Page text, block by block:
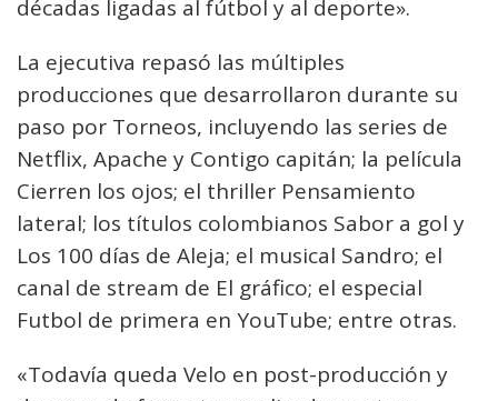
décadas ligadas al fútbol y al deporte».
La ejecutiva repasó las múltiples
producciones que desarrollaron durante su
paso por Torneos, incluyendo las series de
Netflix, Apache y Contigo capitán; la película
Cierren los ojos; el thriller Pensamiento
lateral; los títulos colombianos Sabor a gol y
Los 100 días de Aleja; el musical Sandro; el
canal de stream de El gráfico; el especial
Futbol de primera en YouTube; entre otras.
«Todavía queda Velo en post-producción y